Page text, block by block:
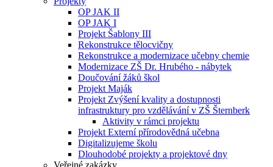
OP JAK II
OP JAK I
Projekt Šablony III
Rekonstrukce tělocvičny
Rekonstrukce a modernizace učebny chemie
Modernizace ZŠ Dr. Hrubého - nábytek
Doučování žáků škol
Projekt Maják
Projekt Zvýšení kvality a dostupnosti
infrastruktury pro vzdělávání v ZŠ Šternberk
Aktivity v rámci projektu
Projekt Externí přírodovědná učebna
Digitalizujeme školu
Dlouhodobé projekty a projektové dny
Veřejné zakázky